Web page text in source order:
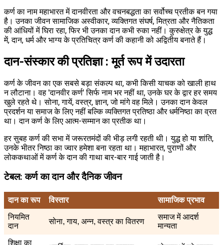
कर्ण का नाम महाभारत में दानवीरता और वचनबद्धता का सर्वोच्च प्रतीक बन गया
है। उनका जीवन सामाजिक अस्वीकार, व्यक्तिगत संघर्ष, मित्रता और नैतिकता
की आंधियों में घिरा रहा, फिर भी उनका दान कभी रुका नहीं। कुरुक्षेत्र के युद्ध
में, दान, धर्म और भाग्य के प्रतिचित्र कर्ण की कहानी को अद्वितीय बनाते हैं।
दान-संस्कार की प्रतिज्ञा : मूर्त रूप में उदारता
कर्ण के जीवन का एक सबसे बड़ा संकल्प था, कभी किसी याचक को खाली हाथ
न लौटाना। वह 'दानवीर कर्ण' सिर्फ नाम भर नहीं था, उनके घर के द्वार हर समय
खुले रहते थे। सोना, गायें, वस्त्र, ज्ञान, जो मांगे वह मिले। उनका दान केवल
प्रदर्शन या समाज के लिए नहीं बल्कि व्यक्तिगत प्रतिष्ठा और धर्मनिष्ठा का व्रत
था। दान कर्ण के लिए आत्म-सम्मान का प्रतीक था।
हर सुबह कर्ण की सभा में जरूरतमंदों की भीड़ लगी रहती थी। युद्ध हो या शांति,
उनके भीतर निष्ठा का ज्वार हमेशा बना रहता था। महाभारत, पुराणों और
लोककथाओं में कर्ण के दान की गाथा बार-बार गाई जाती है।
टेबल: कर्ण का दान और दैनिक जीवन
दान का रूप विस्तार
सामाजिक प्रभाव
नियमित
दान
सोना, गाय, अन्न, वस्त्र का वितरण
समाज में आदर्श
मान्यता
शिक्षा का